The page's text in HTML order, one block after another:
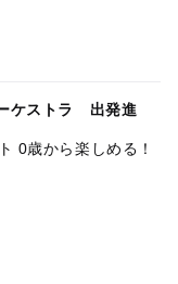
ケストラ 出発進
0歳から楽しめる！